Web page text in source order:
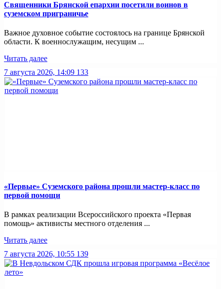
Священники Брянской епархии посетили воинов в
суземском приграничье
Важное духовное событие состоялось на границе Брянской
области. К военнослужащим, несущим ...
Читать далее
7 августа 2026, 14:09 133
«Первые» Суземского района прошли мастер-класс по
первой помощи
В рамках реализации Всероссийского проекта «Первая
помощь» активисты местного отделения ...
Читать далее
7 августа 2026, 10:55 139